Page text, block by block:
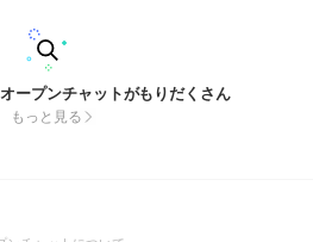
船 #飛行機 #潜水艦 #マンホール #ダ
#戦跡 #廃墟 #山 #川 #海 #島 #観光
海道 #鞆浦 #福山城 #世羅高原 #備北
#三景園 #筆影山 #佛通寺 #竹原町
#正福寺山公園 #三ツ城古墳 #西条酒
公園展望台 #アレイからすこじま #
ープンチャットがもりだくさん
もっと見る